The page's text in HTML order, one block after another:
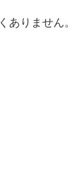
ありません。